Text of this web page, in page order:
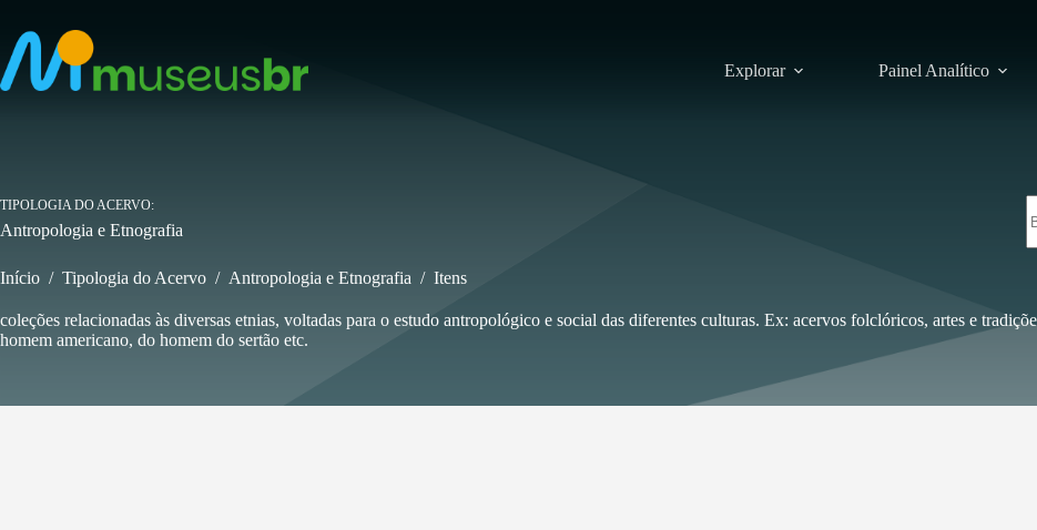
para
conteúdo
Explorar Painel Analítico
TIPOLOGIA DO ACERVO
Antropologia e Etnografia
Início / Tipologia do Acervo / Antropologia e Etnografia / Itens
coleções relacionadas às diversas etnias, voltadas para o estudo antropológico e social das diferentes culturas. Ex: acervos folclóricos, artes e
homem americano, do homem do sertão etc.